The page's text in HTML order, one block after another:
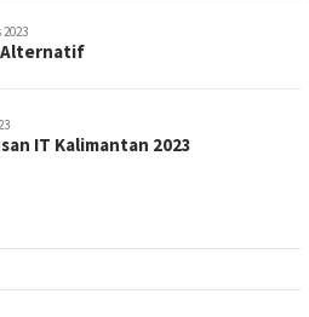
Alternatif
IT Kalimantan 2023